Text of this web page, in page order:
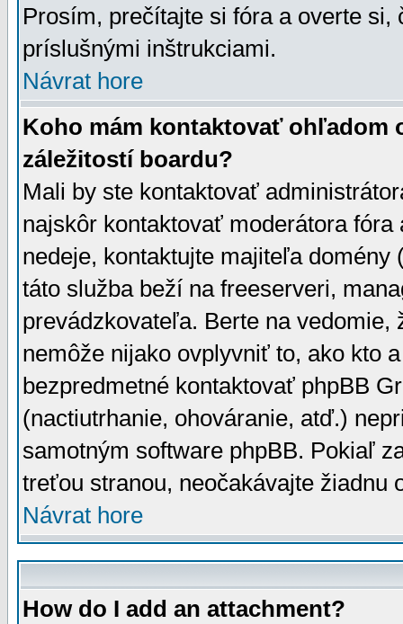
Prosím, prečítajte si fóra a overte
príslušnými inštrukciami.
Návrat hore
Koho mám kontaktovať ohľadom
záležitostí boardu?
Mali by ste kontaktovať
najskôr kontaktovať moderátora
nedeje, kontaktujte majiteľa
táto služba beží na freeserveri,
prevádzkovateľa. Berte na
nemôže nijako ovplyvniť to, ako kto
bezpredmetné kontaktovať phpBB
(nactiutrhanie, ohováranie, atď.)
samotným software phpBB. Pokiaľ
treťou stranou, neočakávajte žiadnu
Návrat hore
How do I add an attachment?